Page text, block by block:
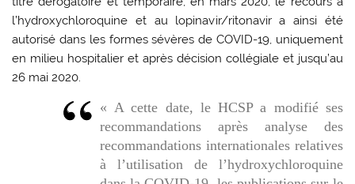
l’hydroxychloroquine et au lopinavir/ritonavir a ainsi été
autorisé dans les formes sévères de COVID-19, uniquement
en milieu hospitalier et après décision collégiale et jusqu’au
26 mai 2020.
« A cette date, le HCSP a modifié ses
recommandations après analyse des
recommandations internationales relatives
à l’utilisation de l’hydroxychloroquine